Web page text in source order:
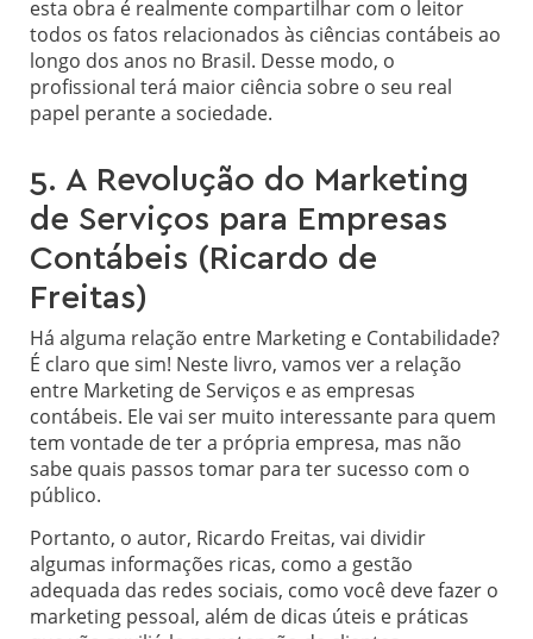
esta obra é realmente compartilhar com o leitor
todos os fatos relacionados às ciências contábeis ao
longo dos anos no Brasil. Desse modo, o
profissional terá maior ciência sobre o seu real
papel perante a sociedade.
5. A Revolução do Marketing
de Serviços para Empresas
Contábeis (Ricardo de
Freitas)
Há alguma relação entre Marketing e Contabilidade?
É claro que sim! Neste livro, vamos ver a relação
entre Marketing de Serviços e as empresas
contábeis. Ele vai ser muito interessante para quem
tem vontade de ter a própria empresa, mas não
sabe quais passos tomar para ter sucesso com o
público.
Portanto, o autor, Ricardo Freitas, vai dividir
algumas informações ricas, como a gestão
adequada das redes sociais, como você deve fazer o
marketing pessoal, além de dicas úteis e práticas